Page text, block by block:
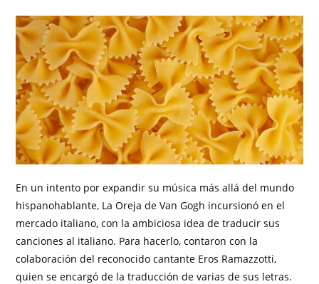
En un intento por expandir su música más allá del mundo
hispanohablante, La Oreja de Van Gogh incursionó en el
mercado italiano, con la ambiciosa idea de traducir sus
canciones al italiano. Para hacerlo, contaron con la
colaboración del reconocido cantante Eros Ramazzotti,
quien se encargó de la traducción de varias de sus letras.